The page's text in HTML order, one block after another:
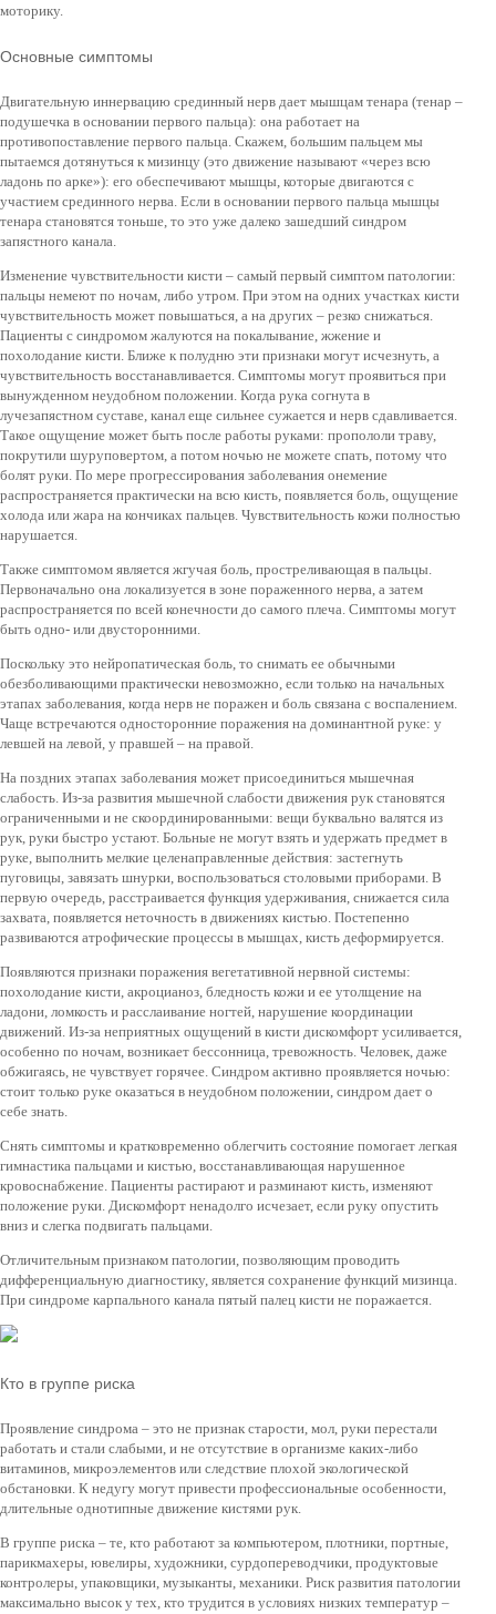
моторику.
Основные симптомы
Двигательную иннервацию срединный нерв дает мышцам тенара (тенар –
подушечка в основании первого пальца): она работает на
противопоставление первого пальца. Скажем, большим пальцем мы
пытаемся дотянуться к мизинцу (это движение называют «через всю
ладонь по арке»): его обеспечивают мышцы, которые двигаются с
участием срединного нерва. Если в основании первого пальца мышцы
тенара становятся тоньше, то это уже далеко зашедший синдром
запястного канала.
Изменение чувствительности кисти – самый первый симптом патологии:
пальцы немеют по ночам, либо утром. При этом на одних участках кисти
чувствительность может повышаться, а на других – резко снижаться.
Пациенты с синдромом жалуются на покалывание, жжение и
похолодание кисти. Ближе к полудню эти признаки могут исчезнуть, а
чувствительность восстанавливается. Симптомы могут проявиться при
вынужденном неудобном положении. Когда рука согнута в
лучезапястном суставе, канал еще сильнее сужается и нерв сдавливается.
Такое ощущение может быть после работы руками: пропололи траву,
покрутили шуруповертом, а потом ночью не можете спать, потому что
болят руки. По мере прогрессирования заболевания онемение
распространяется практически на всю кисть, появляется боль, ощущение
холода или жара на кончиках пальцев. Чувствительность кожи полностью
нарушается.
Также симптомом является жгучая боль, простреливающая в пальцы.
Первоначально она локализуется в зоне пораженного нерва, а затем
распространяется по всей конечности до самого плеча. Симптомы могут
быть одно- или двусторонними.
Поскольку это нейропатическая боль, то снимать ее обычными
обезболивающими практически невозможно, если только на начальных
этапах заболевания, когда нерв не поражен и боль связана с воспалением.
Чаще встречаются односторонние поражения на доминантной руке: у
левшей на левой, у правшей – на правой.
На поздних этапах заболевания может присоединиться мышечная
слабость. Из-за развития мышечной слабости движения рук становятся
ограниченными и не скоординированными: вещи буквально валятся из
рук, руки быстро устают. Больные не могут взять и удержать предмет в
руке, выполнить мелкие целенаправленные действия: застегнуть
пуговицы, завязать шнурки, воспользоваться столовыми приборами. В
первую очередь, расстраивается функция удерживания, снижается сила
захвата, появляется неточность в движениях кистью. Постепенно
развиваются атрофические процессы в мышцах, кисть деформируется.
Появляются признаки поражения вегетативной нервной системы:
похолодание кисти, акроцианоз, бледность кожи и ее утолщение на
ладони, ломкость и расслаивание ногтей, нарушение координации
движений. Из-за неприятных ощущений в кисти дискомфорт усиливается,
особенно по ночам, возникает бессонница, тревожность. Человек, даже
обжигаясь, не чувствует горячее. Синдром активно проявляется ночью:
стоит только руке оказаться в неудобном положении, синдром дает о
себе знать.
Снять симптомы и кратковременно облегчить состояние помогает легкая
гимнастика пальцами и кистью, восстанавливающая нарушенное
кровоснабжение. Пациенты растирают и разминают кисть, изменяют
положение руки. Дискомфорт ненадолго исчезает, если руку опустить
вниз и слегка подвигать пальцами.
Отличительным признаком патологии, позволяющим проводить
дифференциальную диагностику, является сохранение функций мизинца.
При синдроме карпального канала пятый палец кисти не поражается.
Кто в группе риска
Проявление синдрома – это не признак старости, мол, руки перестали
работать и стали слабыми, и не отсутствие в организме каких-либо
витаминов, микроэлементов или следствие плохой экологической
обстановки. К недугу могут привести профессиональные особенности,
длительные однотипные движение кистями рук.
В группе риска – те, кто работают за компьютером, плотники, портные,
парикмахеры, ювелиры, художники, сурдопереводчики, продуктовые
контролеры, упаковщики, музыканты, механики. Риск развития патологии
максимально высок у тех, кто трудится в условиях низких температур –